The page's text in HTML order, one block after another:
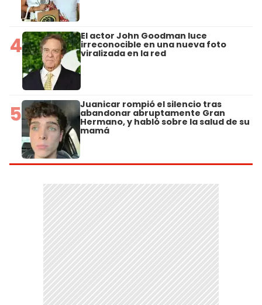
4 El actor John Goodman luce
irreconocible en una nueva foto
viralizada en la red
5 Juanicar rompió el silencio tras
abandonar abruptamente Gran
Hermano, y habló sobre la salud de su
mamá